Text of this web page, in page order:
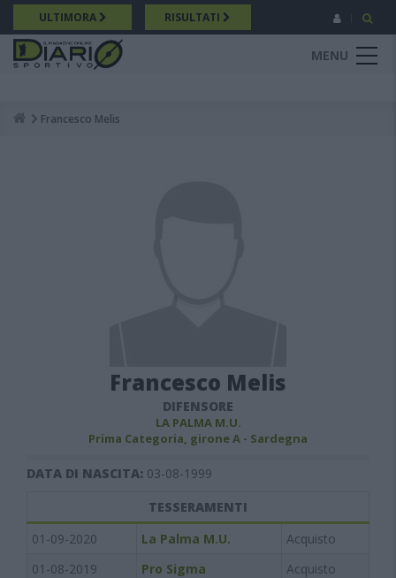
Salta
al
contenuto
principale
ULTIMORA RISULTATI
MENU
Breadcrumb
Francesco Melis
Francesco Melis
DIFENSORE
LA PALMA M.U.
Prima Categoria, girone A - Sardegna
DATA DI NASCITA: 03-08-1999
TESSERAMENTI
01-09-2020
La Palma M.U.
Acquisto
01-08-2019
Pro Sigma
Acquisto